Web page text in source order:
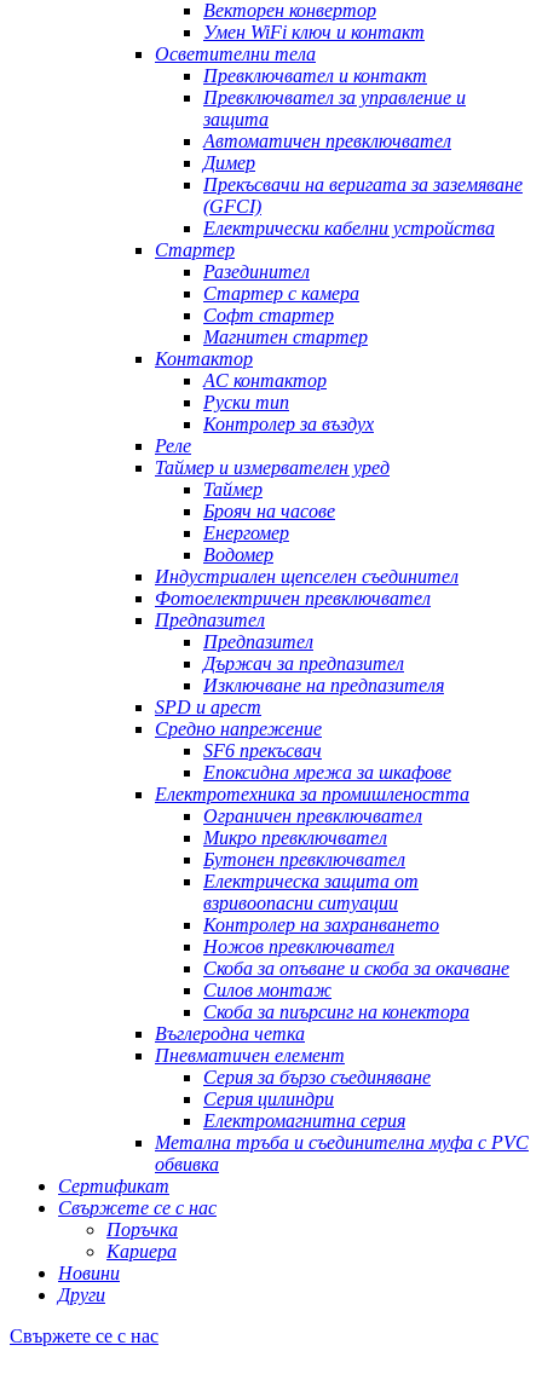
Векторен конвертор
Умен WiFi ключ и контакт
Осветителни тела
Превключвател и контакт
Превключвател за управление и
защита
Автоматичен превключвател
Димер
Прекъсвачи на веригата за заземяване
(GFCI)
Електрически кабелни устройства
Стартер
Разединител
Стартер с камера
Софт стартер
Магнитен стартер
Контактор
AC контактор
Руски тип
Контролер за въздух
Реле
Таймер и измервателен уред
Таймер
Брояч на часове
Енергомер
Водомер
Индустриален щепселен съединител
Фотоелектричен превключвател
Предпазител
Предпазител
Държач за предпазител
Изключване на предпазителя
SPD и арест
Средно напрежение
SF6 прекъсвач
Епоксидна мрежа за шкафове
Електротехника за промишлеността
Ограничен превключвател
Микро превключвател
Бутонен превключвател
Електрическа защита от
взривоопасни ситуации
Контролер на захранването
Ножов превключвател
Скоба за опъване и скоба за окачване
Силов монтаж
Скоба за пиърсинг на конектора
Въглеродна четка
Пневматичен елемент
Серия за бързо съединяване
Серия цилиндри
Електромагнитна серия
Метална тръба и съединителна муфа с PVC
обвивка
Сертификат
Свържете се с нас
Поръчка
Кариера
Новини
Други
Свържете се с нас